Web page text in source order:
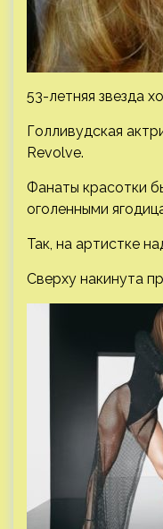
53-летняя звезда
Голливудская
Revolve.
Фанаты красотки
оголенными
Так, на артистке
Сверху накинута